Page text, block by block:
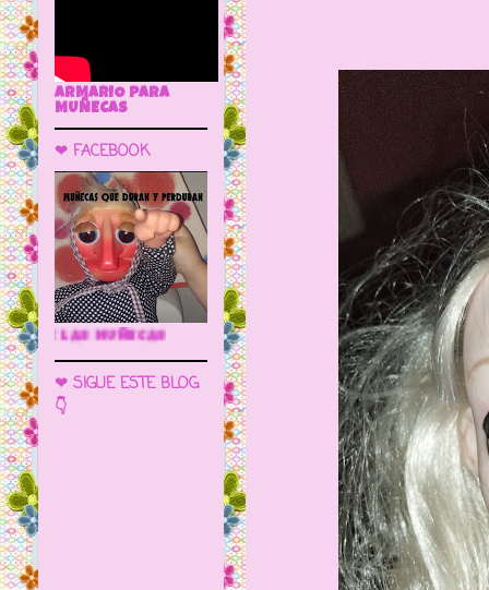
ARMARIO PARA
MUÑECAS
❤ FACEBOOK
🌼 LA CUEVA DE LAS MUÑECAS
❤ SIGUE ESTE BLOG
👇